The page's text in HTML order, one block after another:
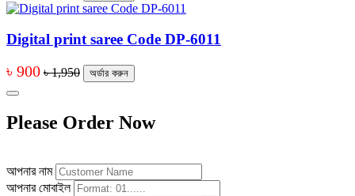
Digital print saree Code DP-6011
৳ 900 ৳ 1,950 অর্ডার করুন
Please Order Now
আপনার নাম
আপনার মোবাইল